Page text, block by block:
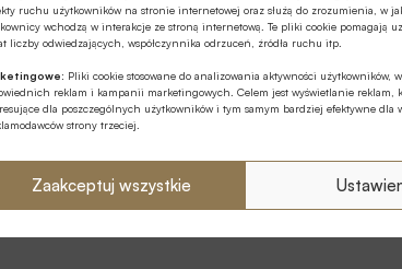
ruchu użytkowników na stronie internetowej oraz służą do zrozumienia, w
wchodzą w interakcje ze stroną internetową. Te pliki cookie pomagają
liczby odwiedzających, współczynnika odrzuceń, źródła ruchu itp.
Pliki cookie stosowane do analizowania aktywności użytkowników,
reklam i kampanii marketingowych. Celem jest wyświetlanie reklam,
dla poszczególnych użytkowników i tym samym bardziej efektywne dla
strony trzeciej.
Zaakceptuj wszystkie